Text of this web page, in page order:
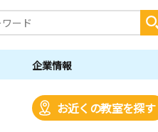
企業情報
お近くの教室を探す